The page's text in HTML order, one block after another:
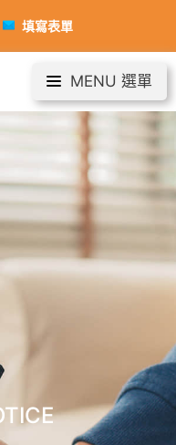
填寫表單
MENU 選單